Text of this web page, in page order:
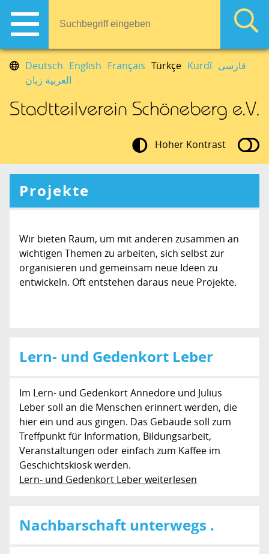
Deutsch English Français Türkçe Kurdî فارسی
العربية زبان
Hoher Kontrast
Projekte
Wir bieten Raum, um mit anderen zusammen an
wichtigen Themen zu arbeiten, sich selbst zur
organisieren und gemeinsam neue Ideen zu
entwickeln. Oft entstehen daraus neue Projekte.
Lern- und Gedenkort Leber
Im Lern- und Gedenkort Annedore und Julius
Leber soll an die Menschen erinnert werden, die
hier ein und aus gingen. Das Gebäude soll zum
Treffpunkt für Information, Bildungsarbeit,
Veranstaltungen oder einfach zum Kaffee im
Geschichtskiosk werden.
Lern- und Gedenkort Leber weiterlesen
Nachbarschaft unterwegs .